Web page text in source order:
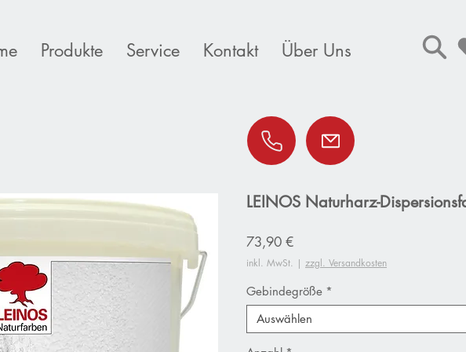
Produkte Service Kontakt Über Uns
LEINOS Naturharz-
73,90 €Preis
inkl. MwSt. | zzgl. Versandkosten
Gebindegröße *
Auswählen